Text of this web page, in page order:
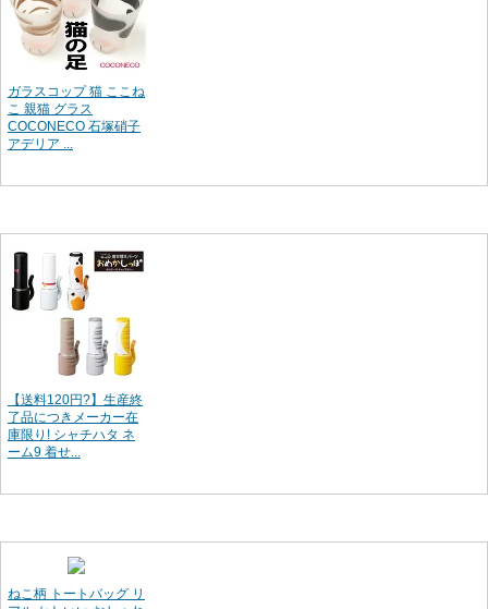
ガラスコップ 猫 ここね
こ 親猫 グラス
COCONECO 石塚硝子
アデリア ...
【送料120円?】生産終
了品につきメーカー在
庫限り! シャチハタ ネ
ーム9 着せ...
ねこ柄 トートバッグ リ